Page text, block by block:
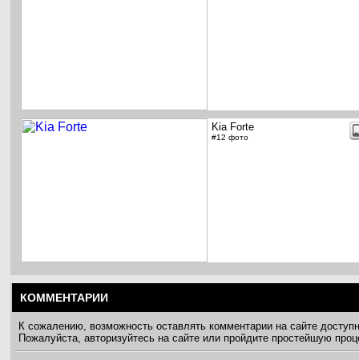
Kia Forte
#12 фото
КОММЕНТАРИИ
К сожалению, возможность оставлять комментарии на сайте
Пожалуйста, авторизуйтесь на сайте или пройдите простейшую